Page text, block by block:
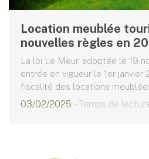
Location meublée
nouvelles règles en
La loi Le Meur, adoptée le 19
entrée en vigueur le 1er janvier
fiscalité des locations
03/02/2025 - Temps de